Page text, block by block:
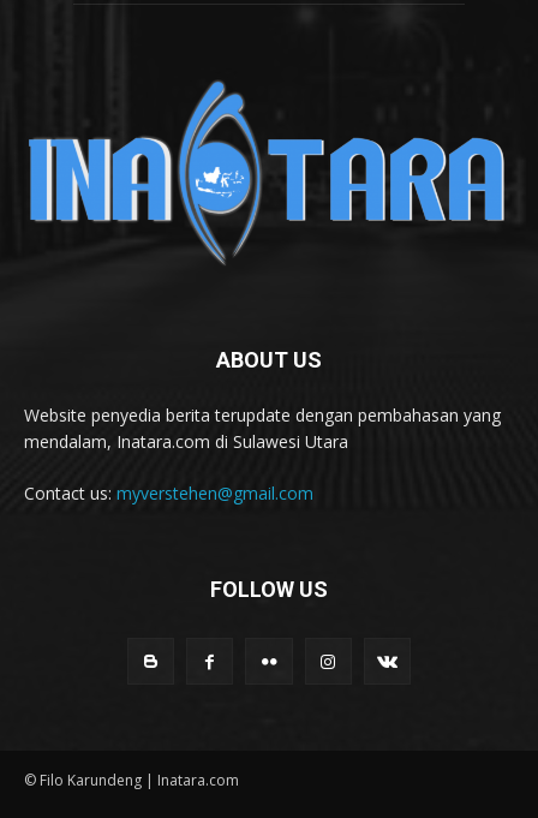
ABOUT US
Website penyedia berita terupdate dengan pembahasan yang
mendalam, Inatara.com di Sulawesi Utara
Contact us: myverstehen@gmail.com
FOLLOW US
© Filo Karundeng | Inatara.com